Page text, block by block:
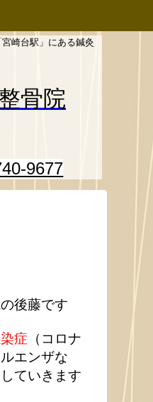
崎台駅」にある鍼灸
骨院
9677
後藤です
症 （コロナ
エンザな
ていきます